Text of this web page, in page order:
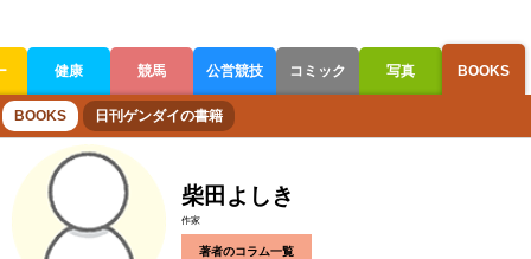
健康 競馬 公営競技 コミック 写真 BOOKS
ボートレース 競輪 オートレース
BOOKS 日刊ゲンダイの書籍
柴田よしき
作家
著者のコラム一覧